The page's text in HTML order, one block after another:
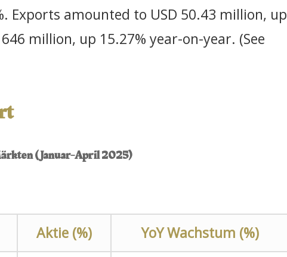
Exports amounted to USD 50.43 million, up
million, up 15.27% year-on-year. (See
(Januar-April 2025)
Aktie (%) YoY Wachstum (%)